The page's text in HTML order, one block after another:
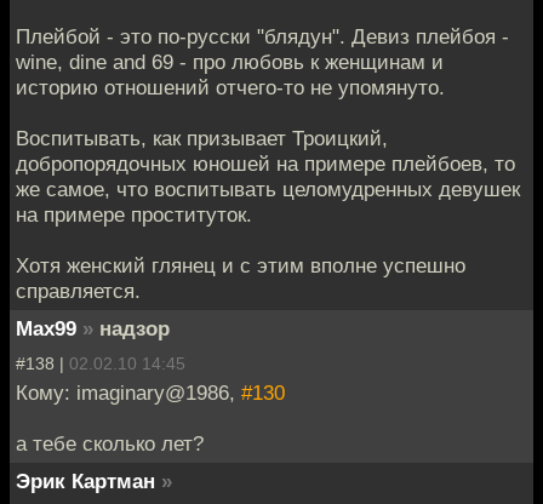
Плейбой - это по-русски "блядун". Девиз плейбоя -
wine, dine and 69 - про любовь к женщинам и
историю отношений отчего-то не упомянуто.
Воспитывать, как призывает Троицкий,
добропорядочных юношей на примере плейбоев, то
же самое, что воспитывать целомудренных девушек
на примере проституток.
Хотя женский глянец и с этим вполне успешно
справляется.
Max99 » надзор
#138 | 02.02.10 14:45
Кому: imaginary@1986, #130
а тебе сколько лет?
Эрик Картман »